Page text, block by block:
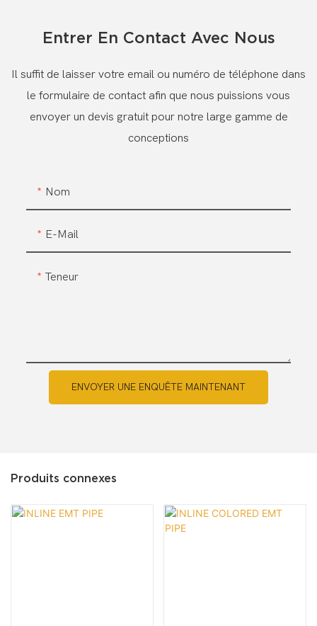
Entrer En Contact Avec Nous
Il suffit de laisser votre email ou numéro de téléphone dans
le formulaire de contact afin que nous puissions vous
envoyer un devis gratuit pour notre large gamme de
conceptions
Nom
E-Mail
Teneur
ENVOYER UNE ENQUÊTE MAINTENANT
Produits connexes